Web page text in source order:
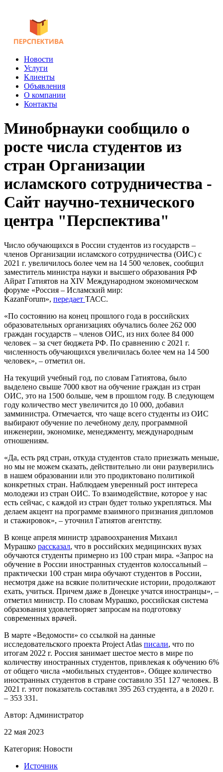
Новости
Услуги
Клиенты
Объявления
О компании
Контакты
Минобрнауки сообщило о
росте числа студентов из
стран Организации
исламского сотрудничества -
Сайт научно-технического
центра "Перспектива"
Число обучающихся в России студентов из государств –
членов Организации исламского сотрудничества (ОИС) с
2021 г. увеличилось более чем на 14 500 человек, сообщил
заместитель министра науки и высшего образования РФ
Айрат Гатиятов на ХIV Международном экономическом
форуме «Россия – Исламский мир:
KazanForum», передает ТАСС.
«По состоянию на конец прошлого года в российских
образовательных организациях обучались более 262 000
граждан государств – членов ОИС, из них более 84 000
человек – за счет бюджета РФ. По сравнению с 2021 г.
численность обучающихся увеличилась более чем на 14 500
человек», – отметил он.
На текущий учебный год, по словам Гатиятова, было
выделено свыше 7000 квот на обучение граждан из стран
ОИС, это на 1500 больше, чем в прошлом году. В следующем
году количество мест увеличится до 10 000, добавил
замминистра. Отмечается, что чаще всего студенты из ОИС
выбирают обучение по лечебному делу, программной
инженерии, экономике, менеджменту, международным
отношениям.
«Да, есть ряд стран, откуда студентов стало приезжать меньше,
но мы не можем сказать, действительно ли они разуверились
в нашем образовании или это продиктовано политикой
конкретных стран. Наблюдаем уверенный рост интереса
молодежи из стран ОИС. То взаимодействие, которое у нас
есть сейчас, с каждой из стран будет только укрепляться. Мы
делаем акцент на программе взаимного признания дипломов
и стажировок», – уточнил Гатиятов агентству.
В конце апреля министр здравоохранения Михаил
Мурашко рассказал, что в российских медицинских вузах
обучаются студенты примерно из 100 стран мира. «Запрос на
обучение в России иностранных студентов колоссальный –
практически 100 стран мира обучают студентов в России,
несмотря даже на всякие политические истории, продолжают
ехать, учиться. Причем даже в Донецке учатся иностранцы», –
отметил министр. По словам Мурашко, российская система
образования удовлетворяет запросам на подготовку
современных врачей.
В марте «Ведомости» со ссылкой на данные
исследовательского проекта Project Atlas писали, что по
итогам 2022 г. Россия занимает шестое место в мире по
количеству иностранных студентов, привлекая к обучению 6%
от общего числа «мобильных студентов». Общее количество
иностранных студентов в стране составило 351 127 человек. В
2021 г. этот показатель составлял 395 263 студента, а в 2020 г.
– 353 331.
Автор: Администратор
22 мая 2023
Категория: Новости
Источник